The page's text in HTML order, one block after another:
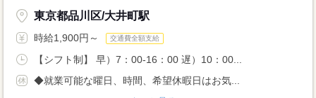
東京都品川区/大井町駅
時給1,900円～ 交通費全額支給
【シフト制】 早）7：00-16：00 遅）10：00...
◆就業可能な曜日、時間、希望休暇日はお気...